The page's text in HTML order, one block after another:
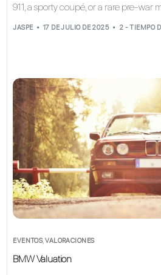
911, a sporty coupé, or a rare pre-war
JASPE 17 DE JULIO DE 2025 2 - TIEMPO
EVENTOS,VALORACIONES
BMW Valuation